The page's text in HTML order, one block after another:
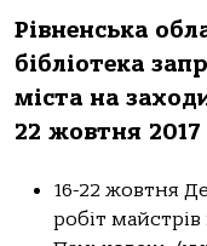
Рівненська
бібліотека
міста на
22 жовтня
16-22 жовтня
робіт